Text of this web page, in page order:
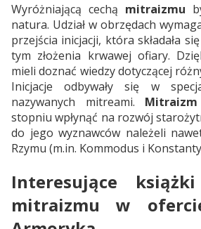
Wyróżniającą cechą mitraizmu
natura. Udział w obrzędach
przejścia inicjacji, która składała
tym złożenia krwawej ofiary.
mieli doznać wiedzy dotyczącej
Inicjacje odbywały się w
nazywanych mitreami. Mitraizm
stopniu wpłynąć na rozwój
do jego wyznawców należeli
Rzymu (m.in. Kommodus i
Interesujące
mitraizmu w